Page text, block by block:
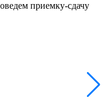
приемку-сдачу